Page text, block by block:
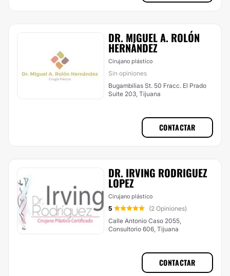
DR. MIGUEL A. ROLÓN
HERNÁNDEZ
Cirujano plástico
Sin opiniones
Bugambilias St. 50 Fracc. El Prado
Suite 203, Tijuana
CONTACTAR
DR. IRVING RODRIGUEZ
LOPEZ
Cirujano plástico
5
(2 Opiniones)
Calle Antonio Caso 2055,
Consultorio 606, Tijuana
CONTACTAR